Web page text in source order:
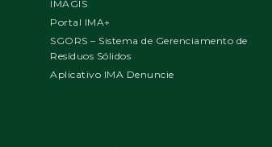
IMAGIS
Portal IMA+
SGORS – Sistema de Gerenciamento de
Resíduos Sólidos
Aplicativo IMA Denuncie